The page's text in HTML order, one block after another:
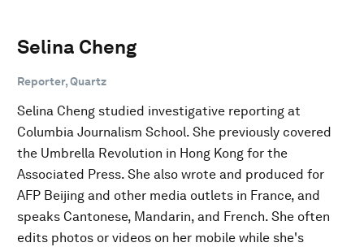
Selina Cheng
Reporter, Quartz
Selina Cheng studied investigative reporting at
Columbia Journalism School. She previously covered
the Umbrella Revolution in Hong Kong for the
Associated Press. She also wrote and produced for
AFP Beijing and other media outlets in France, and
speaks Cantonese, Mandarin, and French. She often
edits photos or videos on her mobile while she's